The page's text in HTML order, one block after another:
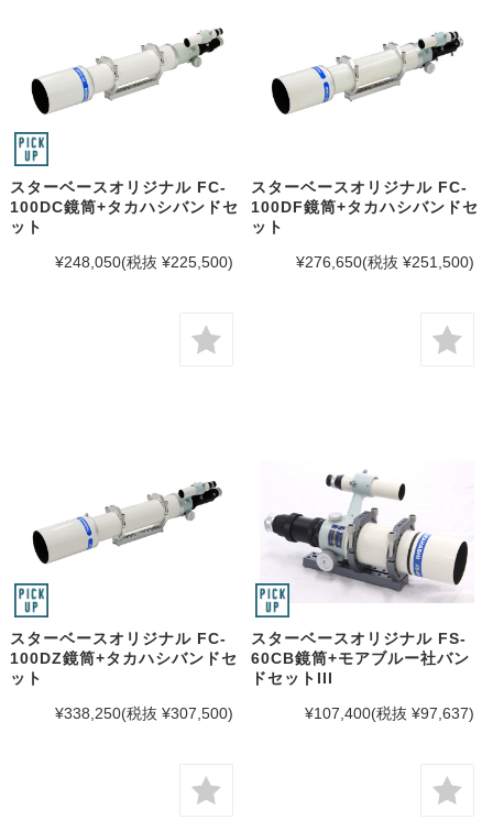
スターベースオリジナル FC-
100DC鏡筒+タカハシバンドセ
ット
¥248,050(税抜 ¥225,500)
スターベースオリジナル FC-
100DF鏡筒+タカハシバンドセ
ット
¥276,650(税抜 ¥251,500)
スターベースオリジナル FC-
100DZ鏡筒+タカハシバンドセ
ット
¥338,250(税抜 ¥307,500)
スターベースオリジナル FS-
60CB鏡筒+モアブルー社バン
ドセットIII
¥107,400(税抜 ¥97,637)